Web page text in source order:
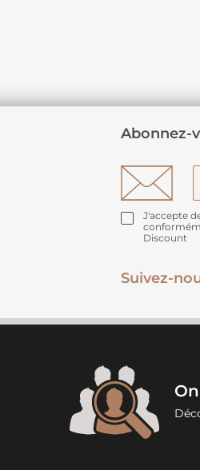
Abonnez-
J'accepte
Discount
Suivez-